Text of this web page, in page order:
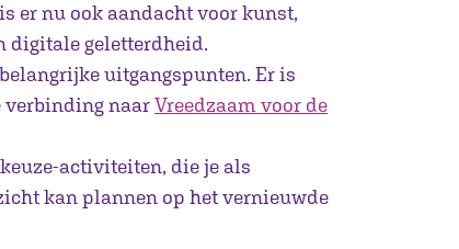
er nu ook aandacht voor kunst,
digitale geletterdheid.
uitgangspunten. Er is
verbinding naarVreedzaam voor de
activiteiten, die je als
kan plannen op het vernieuwde